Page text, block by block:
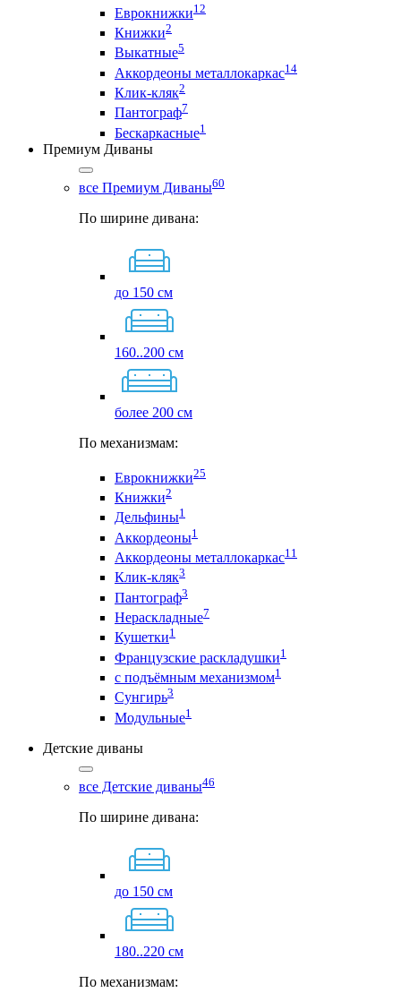
Еврокнижки12
Книжки2
Выкатные5
Аккордеоны металлокаркас14
Клик-кляк2
Пантограф7
Бескаркасные1
Премиум Диваны
все Премиум Диваны60
По ширине дивана:
до 150 см
160..200 см
более 200 см
По механизмам:
Еврокнижки25
Книжки2
Дельфины1
Аккордеоны1
Аккордеоны металлокаркас11
Клик-кляк3
Пантограф3
Нераскладные7
Кушетки1
Французские раскладушки1
с подъёмным механизмом1
Сунгирь3
Модульные1
Детские диваны
все Детские диваны46
По ширине дивана:
до 150 см
180..220 см
По механизмам: